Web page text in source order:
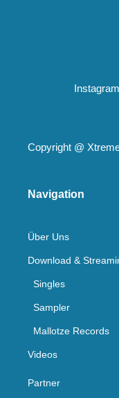
Copyright @
Navigation
Über Uns
Download &
Singles
Sampler
Mallotze Records
Videos
Partner